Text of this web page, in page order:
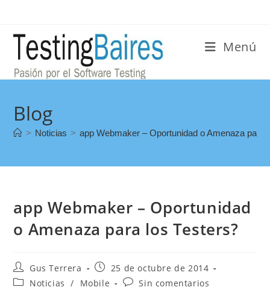
Menú
Blog
> Noticias > app Webmaker – Oportunidad o Amenaza para
app Webmaker – Oportunidad
o Amenaza para los Testers?
Gus Terrera
25 de octubre de 2014
Noticias
/ Mobile Sin comentarios